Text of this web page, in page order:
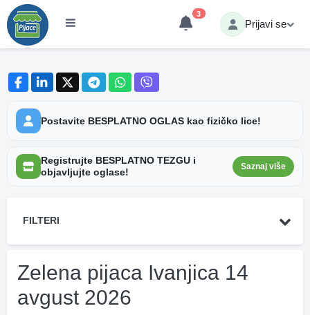
3
Prijavi se
Postavite BESPLATNO OGLAS kao fizičko lice!
Registrujte BESPLATNO TEZGU i
objavljujte oglase!
Saznaj više
FILTERI
Zelena pijaca Ivanjica 14
avgust 2026